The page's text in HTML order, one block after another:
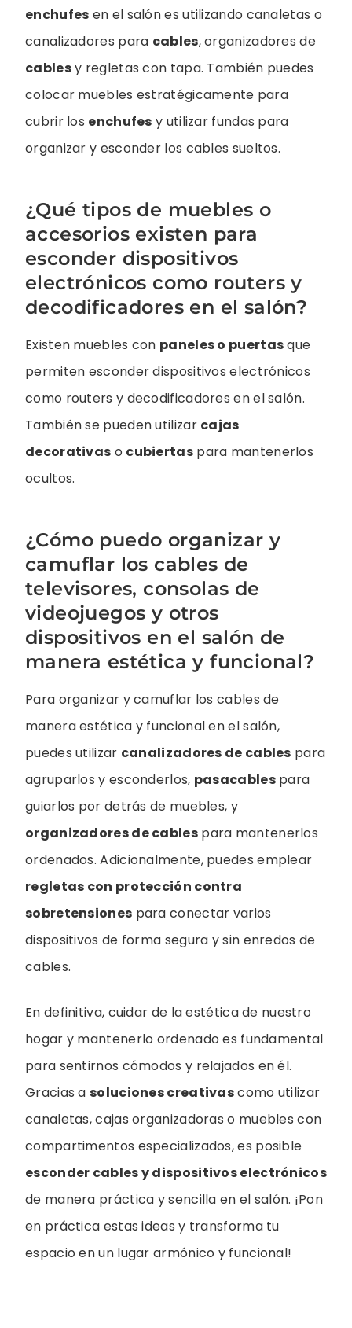
enchufes en el salón es utilizando canaletas o
canalizadores para cables, organizadores de
cablesy regletas con tapa. También puedes
colocar muebles estratégicamente para
cubrir los enchufes y utilizar fundas para
organizar y esconder los cables sueltos.
¿Qué tipos de muebles o
accesorios existen para
esconder dispositivos
electrónicos como routers y
decodificadores en el salón?
Existen muebles con paneles o puertasque
permiten esconder dispositivos electrónicos
como routers y decodificadores en el salón.
También se pueden utilizar cajas
decorativas o cubiertaspara mantenerlos
ocultos.
¿Cómo puedo organizar y
camuflar los cables de
televisores, consolas de
videojuegos y otros
dispositivos en el salón de
manera estética y funcional?
Para organizar y camuflar los cables de
manera estética y funcional en el salón,
puedes utilizar canalizadores de cables para
agruparlos y esconderlos, pasacablespara
guiarlos por detrás de muebles, y
organizadores de cablespara mantenerlos
ordenados. Adicionalmente, puedes emplear
regletas con protección contra
sobretensiones para conectar varios
dispositivos de forma segura y sin enredos de
cables.
En definitiva, cuidar de la estética de nuestro
hogar y mantenerlo ordenado es fundamental
para sentirnos cómodos y relajados en él.
Gracias asoluciones creativascomo utilizar
canaletas, cajas organizadoras o muebles con
compartimentos especializados, es posible
esconder cables y dispositivos electrónicos
de manera práctica y sencilla en el salón. ¡Pon
en práctica estas ideas y transforma tu
espacio en un lugar armónico y funcional!